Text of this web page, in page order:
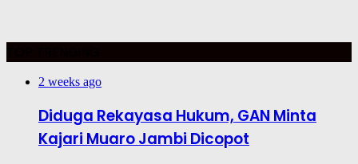
2 weeks ago
Diduga Rekayasa Hukum, GAN Minta
Kajari Muaro Jambi Dicopot